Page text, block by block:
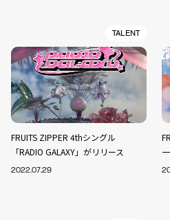
TALENT
FRUITS ZIPPER 4thシングル
「RADIO GALAXY」がリリース
2022.07.29